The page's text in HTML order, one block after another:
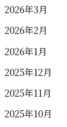
2026年3月
2026年2月
2026年1月
2025年12月
2025年11月
2025年10月